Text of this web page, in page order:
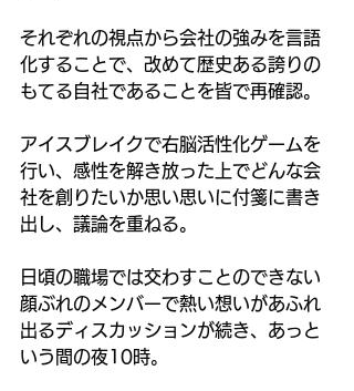
それぞれの視点から会社の強みを言語
化することで、改めて歴史ある誇りの
もてる自社であることを皆で再確認。
アイスブレイクで右脳活性化ゲームを
行い、感性を解き放った上でどんな会
社を創りたいか思い思いに付箋に書き
出し、議論を重ねる。
日頃の職場では交わすことのできない
顔ぶれのメンバーで熱い想いがあふれ
出るディスカッションが続き、あっと
いう間の夜10時。